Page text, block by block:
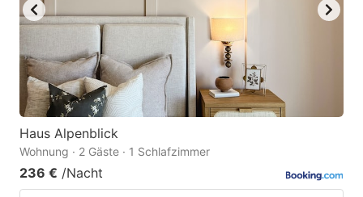
Haus Alpenblick
Wohnung · 2 Gäste · 1 Schlafzimmer
236 € /Nacht